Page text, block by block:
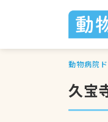
動物病院
久宝